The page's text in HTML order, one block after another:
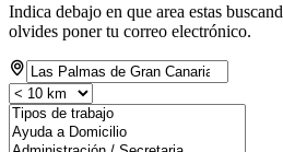
Indica debajo en que area estas
olvides poner tu correo electrónico.